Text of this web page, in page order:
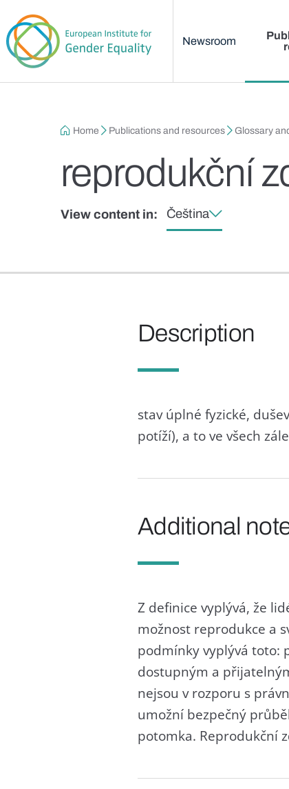
Newsroom
Breadcrumb
Home Publications and resources Glossary
reprodukční
View content in: Čeština
Description
stav úplné fyzické,
potíží), a to ve všech
Additional
Z definice vyplývá, že
možnost reprodukce a
podmínky vyplývá toto:
dostupným a
nejsou v rozporu s
umožní bezpečný
potomka. Reprodukční